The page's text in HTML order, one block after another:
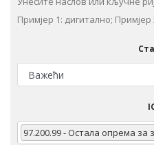
Примjeр 1: дигитaлнo; Примjeр
97.200.99 - Oстaлa oпрeмa зa